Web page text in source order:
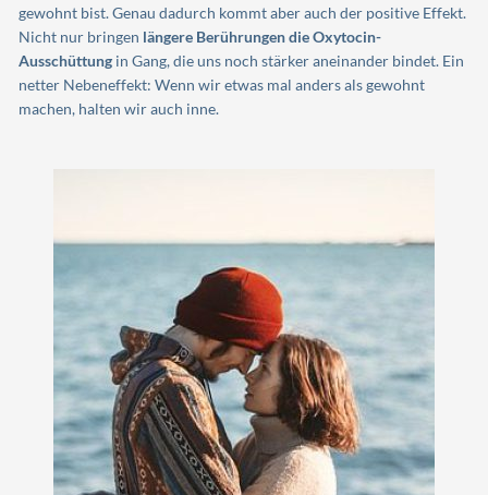
gewohnt bist. Genau dadurch kommt aber auch der positive Effekt.
Nicht nur bringen längere Berührungen die Oxytocin-
Ausschüttung in Gang, die uns noch stärker aneinander bindet. Ein
netter Nebeneffekt: Wenn wir etwas mal anders als gewohnt
machen, halten wir auch inne.